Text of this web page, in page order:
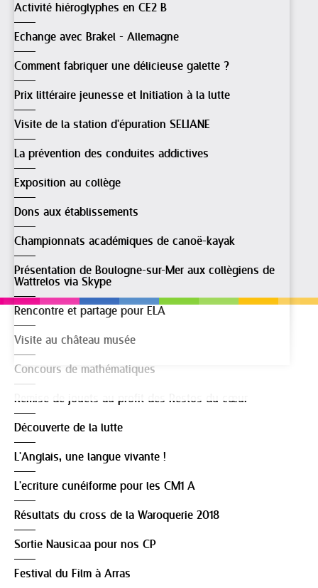
Activité hiéroglyphes en CE2 B
Echange avec Brakel - Allemagne
Comment fabriquer une délicieuse galette ?
Prix littéraire jeunesse et Initiation à la lutte
Visite de la station d'épuration SELIANE
La prévention des conduites addictives
Exposition au collège
Dons aux établissements
Championnats académiques de canoë-kayak
Présentation de Boulogne-sur-Mer aux collègiens de
Wattrelos via Skype
Rencontre et partage pour ELA
Visite au château musée
Concours de mathématiques
Remise de jouets au profit des Restos du cœur
Découverte de la lutte
L'Anglais, une langue vivante !
L'ecriture cunéiforme pour les CM1 A
Résultats du cross de la Waroquerie 2018
Sortie Nausicaa pour nos CP
Festival du Film à Arras